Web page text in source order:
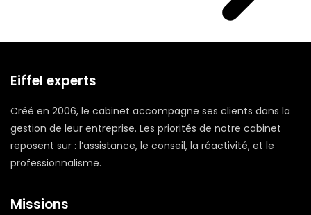
Eiffel experts
Créé en 2006, le cabinet accompagne ses clients dans la
gestion de leur entreprise. Les priorités de notre cabinet
reposent sur : l’assistance, le conseil, la réactivité, et le
professionnalisme.
Missions